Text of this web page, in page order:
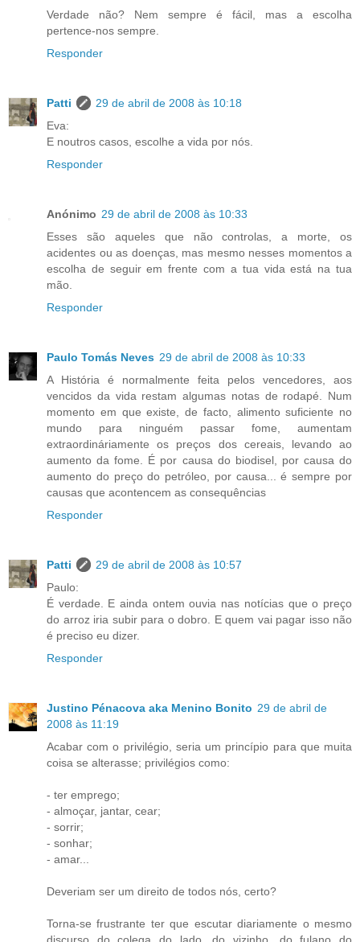
Verdade não? Nem sempre é fácil, mas a escolha
pertence-nos sempre.
Responder
Patti
29 de abril de 2008 às 10:18
Eva:
E noutros casos, escolhe a vida por nós.
Responder
Anónimo 29 de abril de 2008 às 10:33
Esses são aqueles que não controlas, a morte, os
acidentes ou as doenças, mas mesmo nesses momentos a
escolha de seguir em frente com a tua vida está na tua
mão.
Responder
Paulo Tomás Neves 29 de abril de 2008 às 10:33
A História é normalmente feita pelos vencedores, aos
vencidos da vida restam algumas notas de rodapé. Num
momento em que existe, de facto, alimento suficiente no
mundo para ninguém passar fome, aumentam
extraordináriamente os preços dos cereais, levando ao
aumento da fome. É por causa do biodisel, por causa do
aumento do preço do petróleo, por causa... é sempre por
causas que acontencem as consequências
Responder
Patti
29 de abril de 2008 às 10:57
Paulo:
É verdade. E ainda ontem ouvia nas notícias que o preço
do arroz iria subir para o dobro. E quem vai pagar isso não
é preciso eu dizer.
Responder
Justino Pénacova aka Menino Bonito 29 de abril de
2008 às 11:19
Acabar com o privilégio, seria um princípio para que muita
coisa se alterasse; privilégios como:
- ter emprego;
- almoçar, jantar, cear;
- sorrir;
- sonhar;
- amar...
Deveriam ser um direito de todos nós, certo?
Torna-se frustrante ter que escutar diariamente o mesmo
discurso do colega do lado, do vizinho, do fulano do